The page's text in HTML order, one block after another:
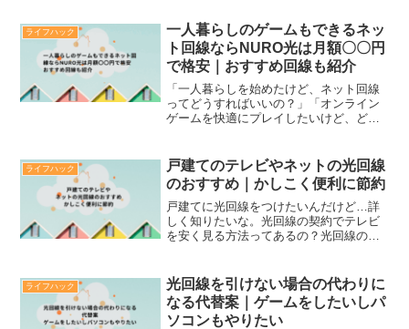
ライフハック
一人暮らしのゲームもできるネッ
ト回線ならNURO光は月額〇〇円
で格安｜おすすめ回線も紹介
「一人暮らしを始めたけど、ネット回線
ってどうすればいいの？」「オンライン
ゲームを快適にプレイしたいけど、どの
ど、ゲームも楽しみたい！」一人暮らし
を始めたばかりのあなた、...
ライフハック
戸建てのテレビやネットの光回線
のおすすめ｜かしこく便利に節約
戸建てに光回線をつけたいんだけど…詳
しく知りたいな。光回線の契約でテレビ
を安く見る方法ってあるの？光回線の事
回線のテレビでは地デジ・BS・CSと言
った地上波放送が視聴で...
ライフハック
光回線を引けない場合の代わりに
なる代替案｜ゲームをしたいしパ
ソコンもやりたい